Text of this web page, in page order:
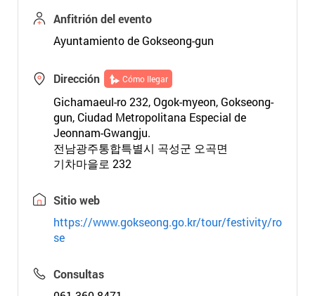
Anfitrión del evento
Ayuntamiento de Gokseong-gun
Dirección Cómo llegar
Gichamaeul-ro 232, Ogok-myeon, Gokseong-
gun, Ciudad Metropolitana Especial de
Jeonnam-Gwangju.
전남광주통합특별시 곡성군 오곡면
기차마을로 232
Sitio web
https://www.gokseong.go.kr/tour/festivity/ro
se
Consultas